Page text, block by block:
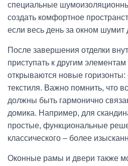
специальные
создать комфортное
если весь день за окном шумит
После завершения отделки
приступать к другим
открываются новые
текстиля. Важно помнить, что
должны быть гармонично
домика. Например, для
простые, функциональные
классического – более
Оконные рамы и двери также